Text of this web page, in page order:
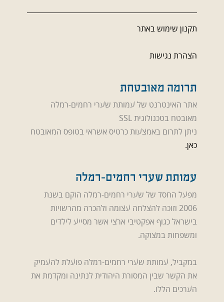
תקנון שימוש באתר
הצהרת נגישות
תרומה מאובטחת
אתר האינטרנט של עמותת שערי רחמים-רמלה
מאובטח בטכנולוגית SSL
ניתן לתרום באמצעות כרטיס אשראי בטופס המאובטח
כאן.
עמותת שערי רחמים-רמלה
מפעל החסד של שערי רחמים-רמלה הוקם בשנת
2006 וזוכה להצלחה עצומה ולהכרה מהרשויות
בישראל כגוף אפקטיבי ארצי אשר מסייע לילדים
ומשפחות במצוקה.
במקביל, עמותת שערי רחמים-רמלה פועלת להעמיק
את הקשר שבין המסורת היהודית לנתינה ומקדמת את
הערכים הללו.